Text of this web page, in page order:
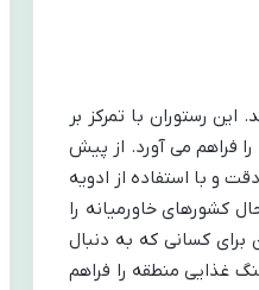
این رستوران با تمرکز بر
فراهم می آورد. از پیش
و با استفاده از ادویه
خاورمیانه را
برای کسانی که به دنبال
غذایی منطقه را فراهم